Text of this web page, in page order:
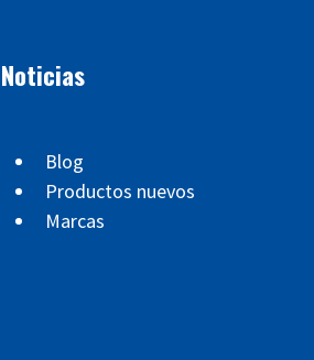
Noticias
Blog
Productos nuevos
Marcas